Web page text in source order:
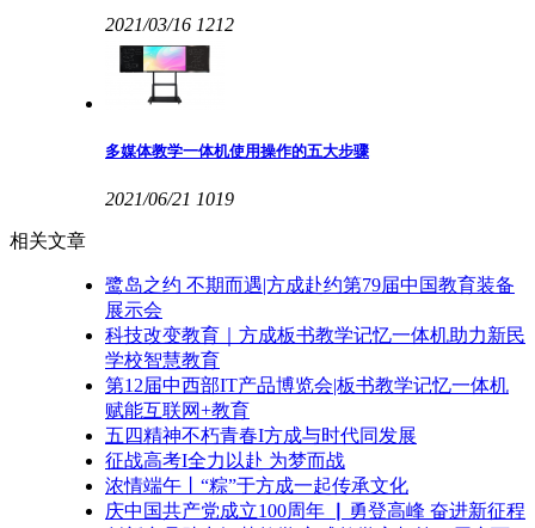
2021/03/16 1212
多媒体教学一体机使用操作的五大步骤
2021/06/21 1019
相关文章
鹭岛之约 不期而遇|方成赴约第79届中国教育装备
展示会
科技改变教育｜方成板书教学记忆一体机助力新民
学校智慧教育
第12届中西部IT产品博览会|板书教学记忆一体机
赋能互联网+教育
五四精神不朽青春I方成与时代同发展
征战高考I全力以赴 为梦而战
浓情端午丨“粽”于方成一起传承文化
庆中国共产党成立100周年 ▏勇登高峰 奋进新征程